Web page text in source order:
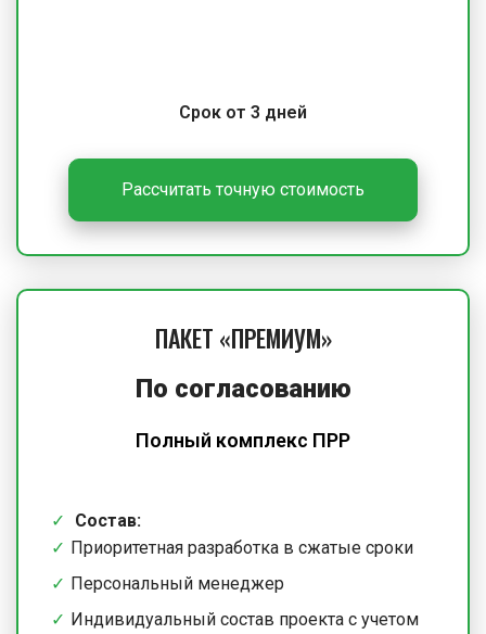
Срок от 3 дней
Рассчитать точную стоимость
ПАКЕТ «ПРЕМИУМ»
По согласованию
Полный комплекс ПРР
Состав:
Приоритетная разработка в сжатые сроки
Персональный менеджер
Индивидуальный состав проекта с учетом